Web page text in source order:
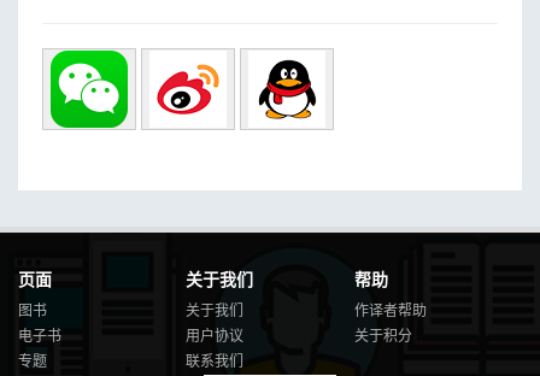
页面
图书
电子书
专题
关于我们
关于我们
用户协议
联系我们
帮助
作译者帮助
关于积分